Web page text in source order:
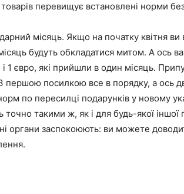
перевищує встановлені норми
місяць. Якщо на початку квітня ви
будуть обкладатися митом. А ось
1 євро, які прийшли в один місяць.
першою посилкою все в порядку, а ось
по пересилці подарунків у новому
точно такими ж, як і для будь-якої
органи заспокоюють: ви можете